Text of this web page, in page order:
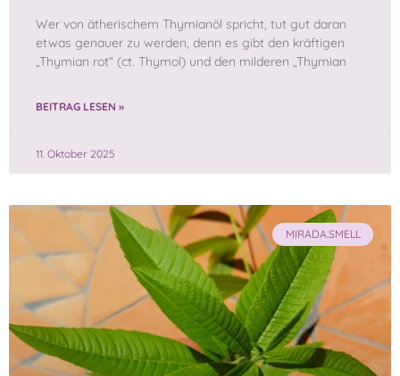
Wer von ätherischem Thymianöl spricht, tut gut daran
etwas genauer zu werden, denn es gibt den kräftigen
„Thymian rot“ (ct. Thymol) und den milderen „Thymian
BEITRAG LESEN »
11. Oktober 2025
MIRADA.SMELL